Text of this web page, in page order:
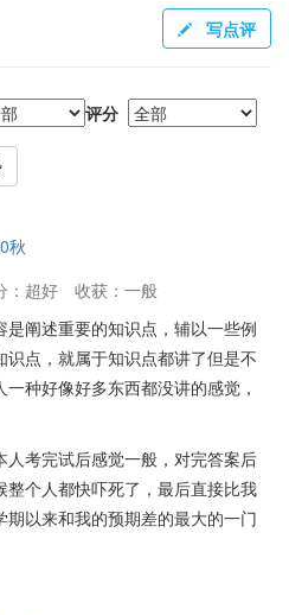
卷不透明，对给分存在疑虑。
，可以考虑选择该老师的课程。课
。给分一般较为友好，但需注意
写点评
评分
秋
：超好
收获：一般
阐述重要的知识点，辅以一些例
点，就属于知识点都讲了但是不
种好像好多东西都没讲的感觉，
考完试后感觉一般，对完答案后
个人都快吓死了，最后直接比我
以来和我的预期差的最大的一门